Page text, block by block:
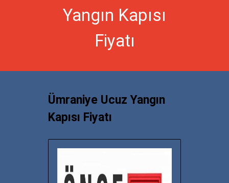
Yangın Kapısı
Fiyatı
Ümraniye Ucuz Yangın
Kapısı Fiyatı